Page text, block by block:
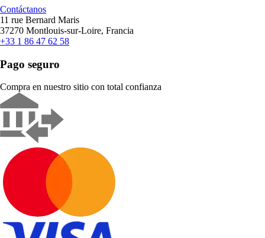
Contáctanos
11 rue Bernard Maris
37270 Montlouis-sur-Loire, Francia
+33 1 86 47 62 58
Pago seguro
Compra en nuestro sitio con total confianza